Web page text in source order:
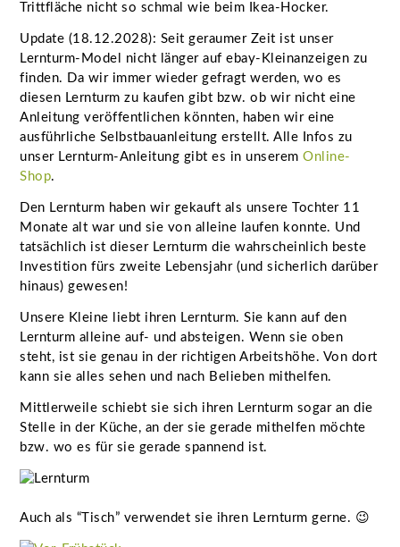
Trittfläche nicht so schmal wie beim Ikea-Hocker.
Update (18.12.2028): Seit geraumer Zeit ist unser
Lernturm-Model nicht länger auf ebay-Kleinanzeigen zu
finden. Da wir immer wieder gefragt werden, wo es
diesen Lernturm zu kaufen gibt bzw. ob wir nicht eine
Anleitung veröffentlichen könnten, haben wir eine
ausführliche Selbstbauanleitung erstellt. Alle Infos zu
unser Lernturm-Anleitung gibt es in unseremOnline-
Shop.
Den Lernturm haben wir gekauft als unsere Tochter 11
Monate alt war und sie von alleine laufen konnte. Und
tatsächlich ist dieser Lernturm die wahrscheinlich beste
Investition fürs zweite Lebensjahr (und sicherlich darüber
hinaus) gewesen!
Unsere Kleine liebt ihren Lernturm. Sie kann auf den
Lernturm alleine auf- und absteigen. Wenn sie oben
steht, ist sie genau in der richtigen Arbeitshöhe. Von dort
kann sie alles sehen und nach Belieben mithelfen.
Mittlerweile schiebt sie sich ihren Lernturm sogar an die
Stelle in der Küche, an der sie gerade mithelfen möchte
bzw. wo es für sie gerade spannend ist.
Auch als “Tisch” verwendet sie ihren Lernturm gerne. 😉